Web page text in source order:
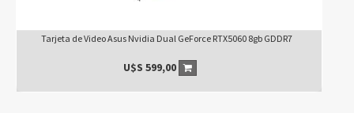
Tarjeta de Video Asus Nvidia Dual GeForce RTX5060 8gb GDDR7
U$S 599,00